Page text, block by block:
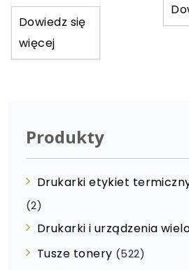
Dowiedz się
więcej
Produkty
Drukarki etykiet
(2)
Drukarki i urządzenia
Tusze tonery (522)